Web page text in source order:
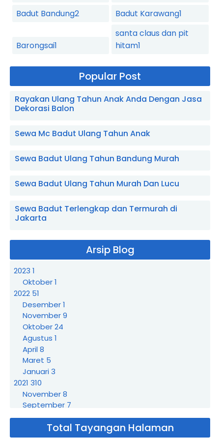
Badut Bandung2 Badut Karawang1
Barongsai1
santa claus dan pit
hitam1
Popular Post
Rayakan Ulang Tahun Anak Anda Dengan Jasa
Dekorasi Balon
Sewa Mc Badut Ulang Tahun Anak
Sewa Badut Ulang Tahun Bandung Murah
Sewa Badut Ulang Tahun Murah Dan Lucu
Sewa Badut Terlengkap dan Termurah di
Jakarta
Arsip Blog
2023 1
Oktober1
2022 51
Desember1
November9
Oktober24
Agustus 1
April8
Maret 5
Januari3
2021 310
November8
September 7
Agustus3
Total Tayangan Halaman